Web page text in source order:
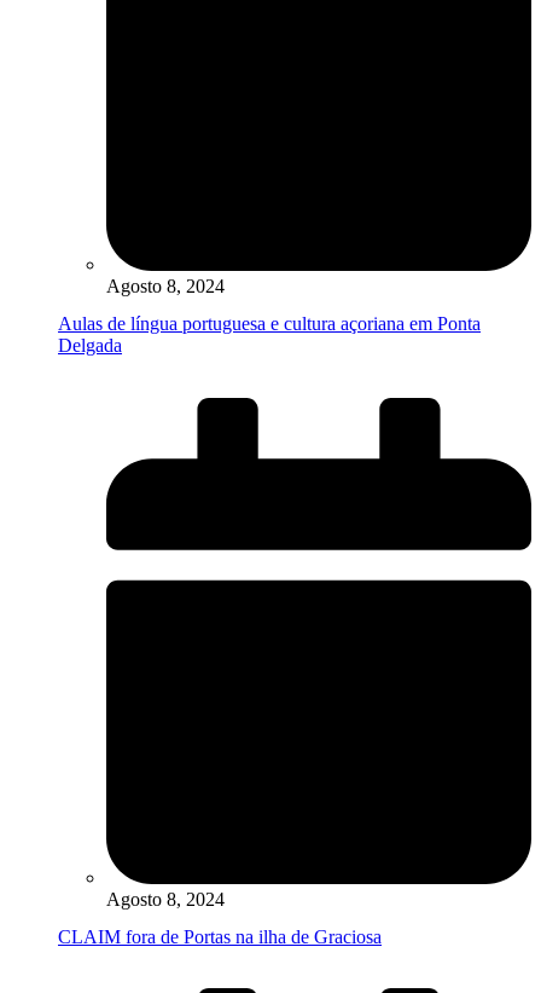
Agosto 8, 2024
Aulas de língua portuguesa e cultura açoriana em Ponta
Delgada
Agosto 8, 2024
CLAIM fora de Portas na ilha de Graciosa